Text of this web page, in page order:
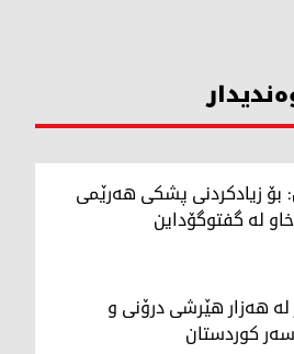
بۆ زیادکردنی پشکی هەرێمی
لە گفتوگۆداین
لە هەزار هێرشی درۆنی و
کوردستان